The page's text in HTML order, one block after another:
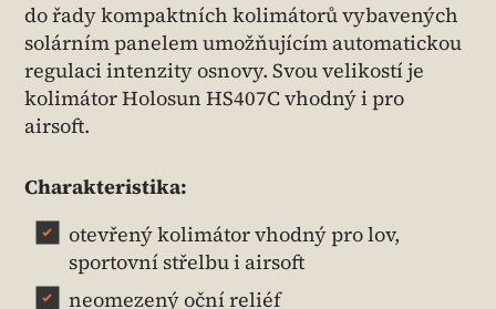
do řady kompaktních kolimátorů vybavených
solárním panelem umožňujícím automatickou
regulaci intenzity osnovy. Svou velikostí je
kolimátor Holosun HS407C vhodný i pro
airsoft.
Charakteristika:
otevřený kolimátor vhodný pro lov,
sportovní střelbu i airsoft
neomezený oční reliéf